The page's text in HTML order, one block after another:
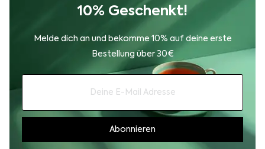
10% Geschenkt!
Melde dich an und bekomme 10% auf deine erste
Bestellung über 30€